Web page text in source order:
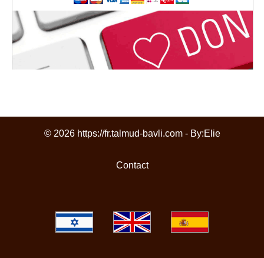
© 2026 https://fr.talmud-bavli.com - By:Elie
Contact